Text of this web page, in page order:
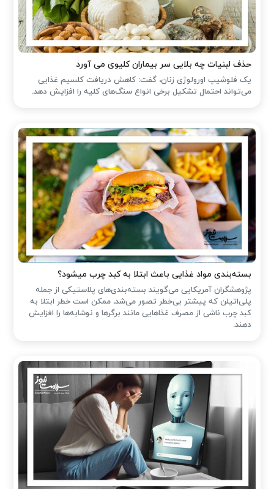
حذف لبنیات چه بلایی سر بیماران کلیوی می آورد
یک فلوشیپ اورولوژی زنان، گفت: کاهش دریافت کلسیم غذایی
می‌تواند احتمال تشکیل برخی انواع سنگ‌های کلیه را افزایش دهد.
بسته‌بندی مواد غذایی باعث ابتلا به کبد چرب میشود؟
پژوهشگران آمریکایی می‌گویند بسته‌بندی‌های پلاستیکی از جمله
پلی‌اتیلن که پیشتر بی‌خطر تصور می‌شد، ممکن است خطر ابتلا به
کبد چرب ناشی از مصرف غذاهایی مانند برگرها و نوشابه‌ها را افزایش
دهند.